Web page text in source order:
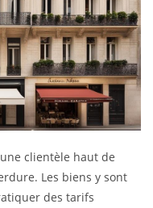
clientèle haut de
Les biens y sont
des tarifs